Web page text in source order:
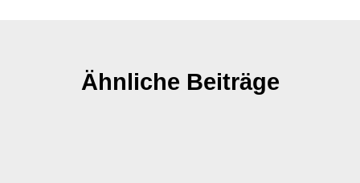
Ähnliche Beiträge